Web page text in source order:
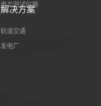
电力测试仪器
解决方案
轨道交通
发电厂